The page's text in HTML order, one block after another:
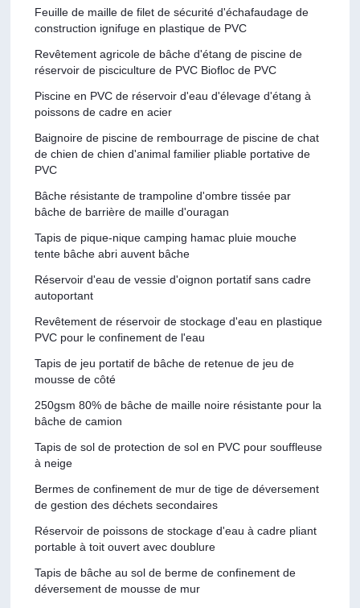
Feuille de maille de filet de sécurité d'échafaudage de
construction ignifuge en plastique de PVC
Revêtement agricole de bâche d'étang de piscine de
réservoir de pisciculture de PVC Biofloc de PVC
Piscine en PVC de réservoir d'eau d'élevage d'étang à
poissons de cadre en acier
Baignoire de piscine de rembourrage de piscine de chat
de chien de chien d'animal familier pliable portative de
PVC
Bâche résistante de trampoline d'ombre tissée par
bâche de barrière de maille d'ouragan
Tapis de pique-nique camping hamac pluie mouche
tente bâche abri auvent bâche
Réservoir d'eau de vessie d'oignon portatif sans cadre
autoportant
Revêtement de réservoir de stockage d'eau en plastique
PVC pour le confinement de l'eau
Tapis de jeu portatif de bâche de retenue de jeu de
mousse de côté
250gsm 80% de bâche de maille noire résistante pour la
bâche de camion
Tapis de sol de protection de sol en PVC pour souffleuse
à neige
Bermes de confinement de mur de tige de déversement
de gestion des déchets secondaires
Réservoir de poissons de stockage d'eau à cadre pliant
portable à toit ouvert avec doublure
Tapis de bâche au sol de berme de confinement de
déversement de mousse de mur